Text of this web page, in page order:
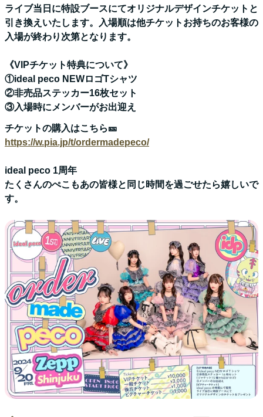
ライブ当日に特設ブースにてオリジナルデザインチケットと
引き換えいたします。入場順は他チケットお持ちのお客様の
入場が終わり次第となります。
《VIPチケット特典について》
①ideal peco NEWロゴTシャツ
②非売品ステッカー16枚セット
③入場時にメンバーがお出迎え
チケットの購入はこちら🎫
https://w.pia.jp/t/ordermadepeco/
ideal peco 1周年
たくさんのぺこもあの皆様と同じ時間を過ごせたら嬉しいで
す。